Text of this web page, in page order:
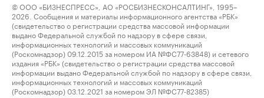
© ООО «БИЗНЕСПРЕСС», АО «РОСБИЗНЕСКОНСАЛТИНГ», 1995–
2026. Сообщения и материалы информационного агентства «РБК»
(свидетельство о регистрации средства массовой информации
выдано Федеральной службой по надзору в сфере связи,
информационных технологий и массовых коммуникаций
(Роскомнадзор) 09.12.2015 за номером ИА №ФС77-63848) и сетевого
издания «РБК» (свидетельство о регистрации средства массовой
информации выдано Федеральной службой по надзору в сфере связи,
информационных технологий и массовых коммуникаций
(Роскомнадзор) 03.12.2021 за номером ЭЛ №ФС77-82385)